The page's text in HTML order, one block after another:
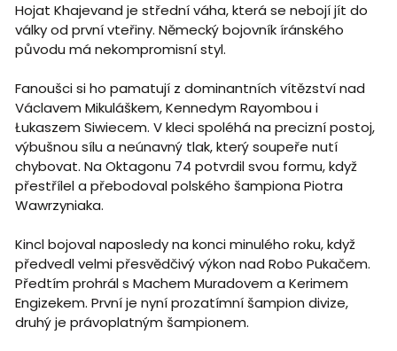
Hojat Khajevand je střední váha, která se nebojí jít do
války od první vteřiny. Německý bojovník íránského
původu má nekompromisní styl.
Fanoušci si ho pamatují z dominantních vítězství nad
Václavem Mikuláškem, Kennedym Rayombou i
Łukaszem Siwiecem. V kleci spoléhá na precizní postoj,
výbušnou sílu a neúnavný tlak, který soupeře nutí
chybovat. Na Oktagonu 74 potvrdil svou formu, když
přestřílel a přebodoval polského šampiona Piotra
Wawrzyniaka.
Kincl bojoval naposledy na konci minulého roku, když
předvedl velmi přesvědčivý výkon nad Robo Pukačem.
Předtím prohrál s Machem Muradovem a Kerimem
Engizekem. První je nyní prozatímní šampion divize,
druhý je právoplatným šampionem.